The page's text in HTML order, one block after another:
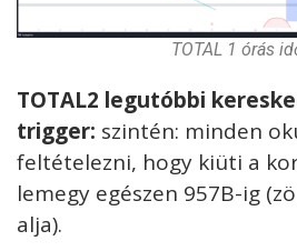
TOTAL 1 órás
TOTAL2 legutóbbi
trigger: szintén: minden
feltételezni, hogy kiüti a
lemegy egészen 957B-ig
alja).